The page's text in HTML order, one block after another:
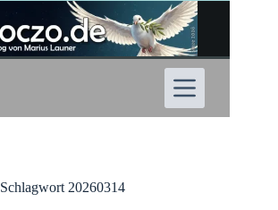
Schlagwort 20260314